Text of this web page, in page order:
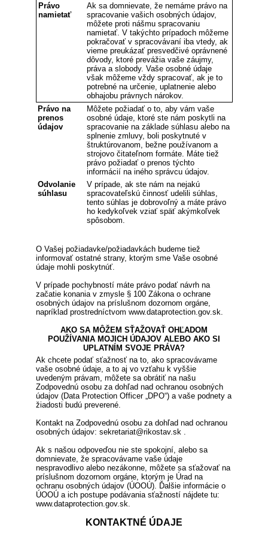
Právo
namietať
Ak sa domnievate, že nemáme právo na
spracovanie vašich osobných údajov,
môžete proti nášmu spracovaniu
namietať. V takýchto prípadoch môžeme
pokračovať v spracovávaní iba vtedy, ak
vieme preukázať presvedčivé oprávnené
dôvody, ktoré prevážia vaše záujmy,
práva a slobody. Vaše osobné údaje
však môžeme vždy spracovať, ak je to
potrebné na určenie, uplatnenie alebo
obhajobu právnych nárokov.
Právo na
prenos
údajov
Môžete požiadať o to, aby vám vaše
osobné údaje, ktoré ste nám poskytli na
spracovanie na základe súhlasu alebo na
splnenie zmluvy, boli poskytnuté v
štruktúrovanom, bežne používanom a
strojovo čitateľnom formáte. Máte tiež
právo požiadať o prenos týchto
informácií na iného správcu údajov.
Odvolanie
súhlasu
V prípade, ak ste nám na nejakú
spracovateľskú činnosť udelili súhlas,
tento súhlas je dobrovoľný a máte právo
ho kedykoľvek vziať späť akýmkoľvek
spôsobom.
O Vašej požiadavke/požiadavkách budeme tiež
informovať ostatné strany, ktorým sme Vaše osobné
údaje mohli poskytnúť.
V prípade pochybností máte právo podať návrh na
začatie konania v zmysle § 100 Zákona o ochrane
osobných údajov na príslušnom dozornom orgáne,
napríklad prostredníctvom www.dataprotection.gov.sk.
AKO SA MÔŽEM SŤAŽOVAŤ OHĽADOM
POUŽÍVANIA MOJICH ÚDAJOV ALEBO AKO SI
UPLATNÍM SVOJE PRÁVA?
Ak chcete podať sťažnosť na to, ako spracovávame
vaše osobné údaje, a to aj vo vzťahu k vyššie
uvedeným právam, môžete sa obrátiť na našu
Zodpovednú osobu za dohľad nad ochranou osobných
údajov (Data Protection Officer „DPO“) a vaše podnety a
žiadosti budú preverené.
Kontakt na Zodpovednú osobu za dohľad nad ochranou
osobných údajov: sekretariat@rikostav.sk .
Ak s našou odpoveďou nie ste spokojní, alebo sa
domnievate, že spracovávame vaše údaje
nespravodlivo alebo nezákonne, môžete sa sťažovať na
príslušnom dozornom orgáne, ktorým je Úrad na
ochranu osobných údajov (ÚOOÚ). Ďalšie informácie o
ÚOOÚ a ich postupe podávania sťažností nájdete tu:
www.dataprotection.gov.sk.
KONTAKTNÉ ÚDAJE